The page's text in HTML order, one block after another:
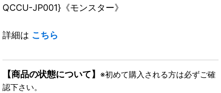
QCCU-JP001}《モンスター》
詳細は こちら
【商品の状態について】 ※初めて購入される方は必ずご確
認下さい。